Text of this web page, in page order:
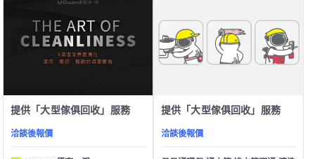
提供「大型傢俱回收」服務
洽談後報價
提供「大型傢俱回收」服務
洽談後報價